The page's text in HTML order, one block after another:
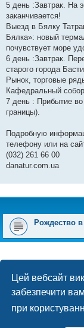
Цей вебсайт
забезпечити
при
5 день :Завтрак. На
заканчивается!
Выезд в Бялку
Бялка»: новый
почувствует море
6 день :Завтрак.
старого города
Рынок, торговые
Кафедральный
7 день : Прибытие
границы).
Подробную
телефону или на
(032) 261 66 00
danatur.com.ua
Рождество в
ХТО ЗАРАЗ ОНЛАЙН
Зараз переглядають цей
Магазин